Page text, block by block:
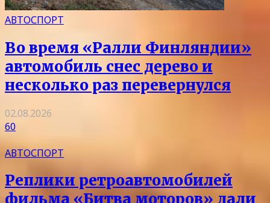
АВТОСПОРТ
Во время «Ралли Финляндии»
автомобиль снес дерево и
несколько раз перевернулся
02.08.2026
60
АВТОСПОРТ
Реплики ретроавтомобилей